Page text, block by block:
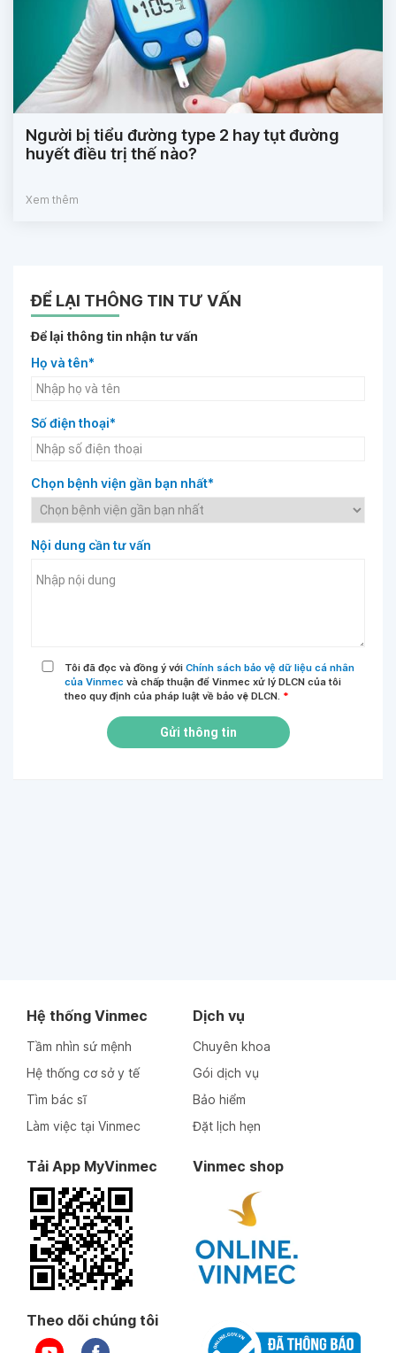
Người bị tiểu đường type 2 hay tụt đường
huyết điều trị thế nào?
Xem thêm
ĐỂ LẠI THÔNG TIN TƯ VẤN
Để lại thông tin nhận tư vấn
Họ và tên*
Số điện thoại*
Chọn bệnh viện gần bạn nhất*
Nội dung cần tư vấn
Tôi đã đọc và đồng ý với Chính sách bảo vệ dữ liệu cá nhân
của Vinmec và chấp thuận để Vinmec xử lý DLCN của tôi
theo quy định của pháp luật về bảo vệ DLCN. *
Gửi thông tin
Hệ thống Vinmec
Tầm nhìn sứ mệnh
Hệ thống cơ sở y tế
Tìm bác sĩ
Làm việc tại Vinmec
Dịch vụ
Chuyên khoa
Gói dịch vụ
Bảo hiểm
Đặt lịch hẹn
Tải App MyVinmec Vinmec shop
Theo dõi chúng tôi